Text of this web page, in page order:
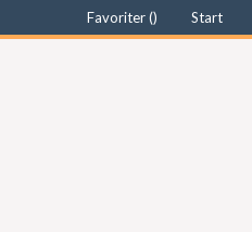
Favoriter () Start